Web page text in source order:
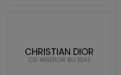
CHRISTIAN DIOR
CD WILDIOR BU 10A1